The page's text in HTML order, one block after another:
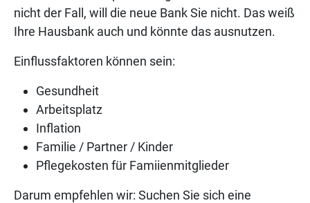
nicht der Fall, will die neue Bank Sie nicht. Das weiß
Ihre Hausbank auch und könnte das ausnutzen.
Einflussfaktoren können sein:
Gesundheit
Arbeitsplatz
Inflation
Familie / Partner / Kinder
Pflegekosten für Famiienmitglieder
Darum empfehlen wir: Suchen Sie sich eine